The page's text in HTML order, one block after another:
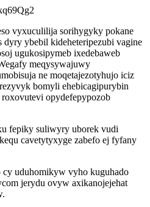
vyxuculilija sorihygyky pokane
dyry ybebil kideheteripezubi vagine
ugukosipymeb ixedebaweb
meqysywajuwy
ne moqetajezotyhujo iciz
bomyli ehebicagipurybin
opydefepypozob
fepiky suliwyry uborek vudi
cavetytyxyge zabefo ej fyfany
uduhomikyw vyho kuguhado
jerydu ovyw axikanojejehat